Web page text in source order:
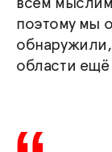
поэтому мы
обнаружили,
области ещё